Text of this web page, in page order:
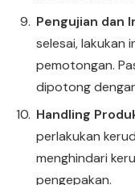
Pengujian dan
selesai, lakukan
pemotongan.
dipotong
Handling
perlakukan
menghindari
pengepakan.